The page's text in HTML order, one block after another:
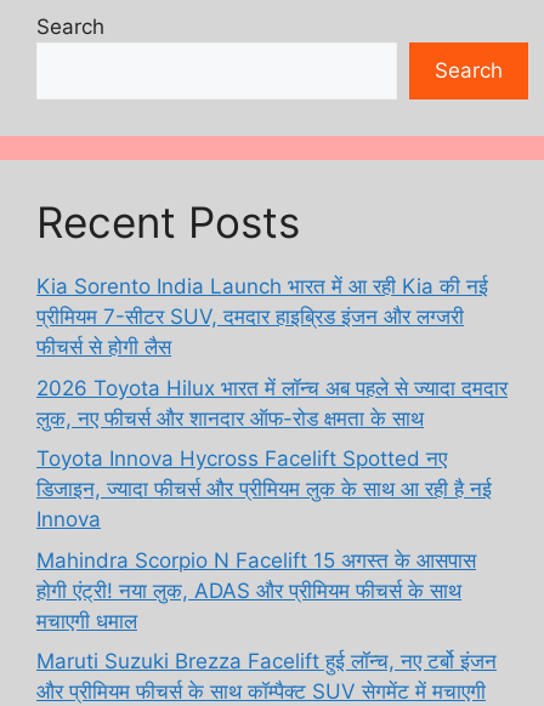
Search
Search
Recent Posts
Kia Sorento India Launch भारत में आ रही Kia की नई
प्रीमियम 7-सीटर SUV, दमदार हाइब्रिड इंजन और लग्जरी
फीचर्स से होगी लैस
2026 Toyota Hilux भारत में लॉन्च अब पहले से ज्यादा दमदार
लुक, नए फीचर्स और शानदार ऑफ-रोड क्षमता के साथ
Toyota Innova Hycross Facelift Spotted नए
डिजाइन, ज्यादा फीचर्स और प्रीमियम लुक के साथ आ रही है नई
Innova
Mahindra Scorpio N Facelift 15 अगस्त के आसपास
होगी एंट्री! नया लुक, ADAS और प्रीमियम फीचर्स के साथ
मचाएगी धमाल
Maruti Suzuki Brezza Facelift हुई लॉन्च, नए टर्बो इंजन
और प्रीमियम फीचर्स के साथ कॉम्पैक्ट SUV सेगमेंट में मचाएगी